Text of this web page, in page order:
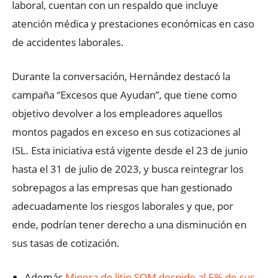
laboral, cuentan con un respaldo que incluye
atención médica y prestaciones económicas en caso
de accidentes laborales.
Durante la conversación, Hernández destacó la
campaña “Excesos que Ayudan”, que tiene como
objetivo devolver a los empleadores aquellos
montos pagados en exceso en sus cotizaciones al
ISL. Esta iniciativa está vigente desde el 23 de junio
hasta el 31 de julio de 2023, y busca reintegrar los
sobrepagos a las empresas que han gestionado
adecuadamente los riesgos laborales y que, por
ende, podrían tener derecho a una disminución en
sus tasas de cotización.